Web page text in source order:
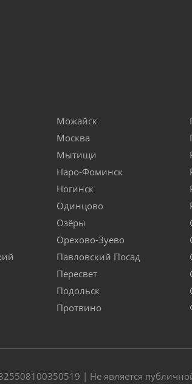
Можайск
Москва
Мытищи
Наро-Фоминск
Ногинск
Одинцово
Озёры
Орехово-Зуево
Павловский Посад
Пересвет
Подольск
Протвино
| Не является